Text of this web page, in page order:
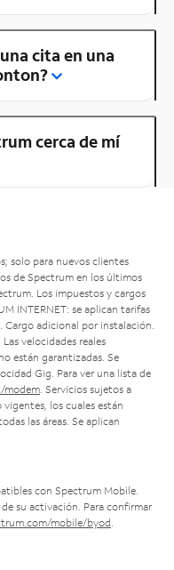
cita en una
cerca de mí
solo para nuevos clientes
de Spectrum en los últimos
Los impuestos y cargos
INTERNET: se aplican tarifas
adicional por instalación.
velocidades reales
están garantizadas. Se
Gig. Para ver una lista de
modem . Servicios sujetos a
los cuales están
las áreas. Se aplican
con Spectrum Mobile.
su activación. Para confirmar
mobile/byod